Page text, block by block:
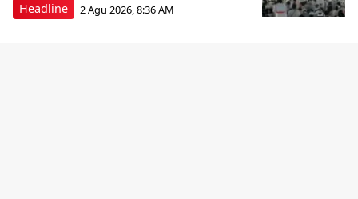
Headline 2 Agu 2026, 8:36 AM